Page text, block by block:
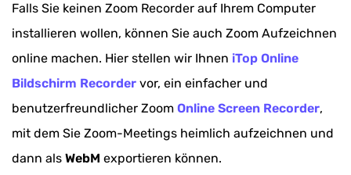
Falls Sie keinen Zoom Recorder auf Ihrem Computer
installieren wollen, können Sie auch Zoom Aufzeichnen
online machen. Hier stellen wir Ihnen iTop Online
Bildschirm Recorder vor, ein einfacher und
benutzerfreundlicher Zoom Online Screen Recorder,
mit dem Sie Zoom-Meetings heimlich aufzeichnen und
dann als WebM exportieren können.